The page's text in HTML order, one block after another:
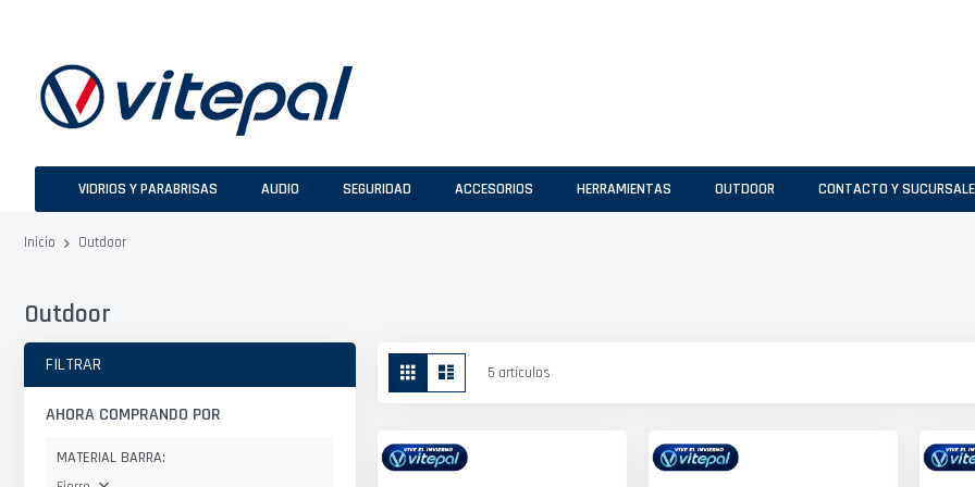
VIDRIOS Y PARABRISAS AUDIO SEGURIDAD ACCESORIOS HERRAMIENTAS OUTDOOR CONTACTO Y
Inicio Outdoor
Outdoor
Ver
como
Parrilla 5 artículos
FILTRAR
AHORA COMPRANDO POR
MATERIAL BARRA